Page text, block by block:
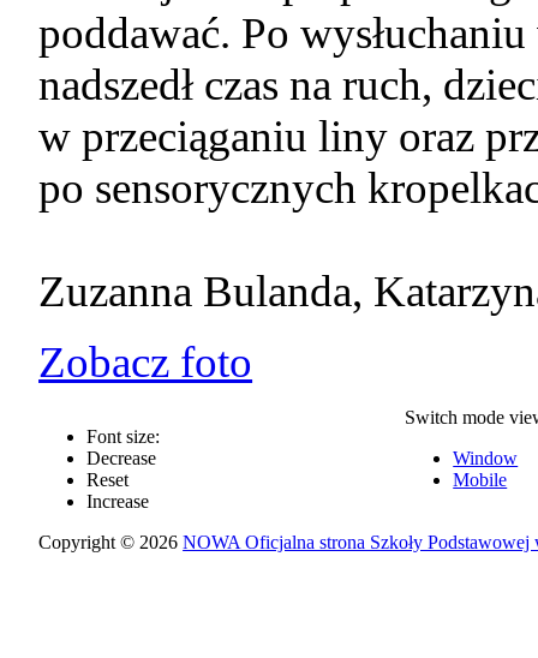
poddawać. Po
nadszedł czas na ruch,
w przeciąganiu liny oraz
po sensorycznych
Zuzanna Bulanda,
Zobacz foto
Font size:
Decrease
Reset
Increase
Switch mode
Window
Mobile
Copyright © 2026NOWA Oficjalna strona Szkoły